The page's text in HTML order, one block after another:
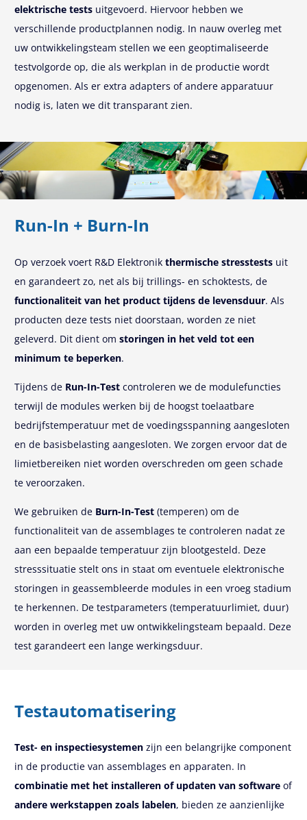
elektrische tests uitgevoerd. Hiervoor hebben we
verschillende productplannen nodig. In nauw overleg met
uw ontwikkelingsteam stellen we een geoptimaliseerde
testvolgorde op, die als werkplan in de productie wordt
opgenomen. Als er extra adapters of andere apparatuur
nodig is, laten we dit transparant zien.
Run-In + Burn-In
Op verzoek voert R&D Elektronik thermische stresstests uit
en garandeert zo, net als bij trillings- en schoktests, de
functionaliteit van het product tijdens de levensduur. Als
producten deze tests niet doorstaan, worden ze niet
geleverd. Dit dient om storingen in het veld tot een
minimum te beperken.
Tijdens de Run-In-Test controleren we de modulefuncties
terwijl de modules werken bij de hoogst toelaatbare
bedrijfstemperatuur met de voedingsspanning aangesloten
en de basisbelasting aangesloten. We zorgen ervoor dat de
limietbereiken niet worden overschreden om geen schade
te veroorzaken.
We gebruiken de Burn-In-Test (temperen) om de
functionaliteit van de assemblages te controleren nadat ze
aan een bepaalde temperatuur zijn blootgesteld. Deze
stresssituatie stelt ons in staat om eventuele elektronische
storingen in geassembleerde modules in een vroeg stadium
te herkennen. De testparameters (temperatuurlimiet, duur)
worden in overleg met uw ontwikkelingsteam bepaald. Deze
test garandeert een lange werkingsduur.
Testautomatisering
Test- en inspectiesystemen zijn een belangrijke component
in de productie van assemblages en apparaten. In
combinatie met het installeren of updaten van software of
andere werkstappen zoals labelen, bieden ze aanzienlijke